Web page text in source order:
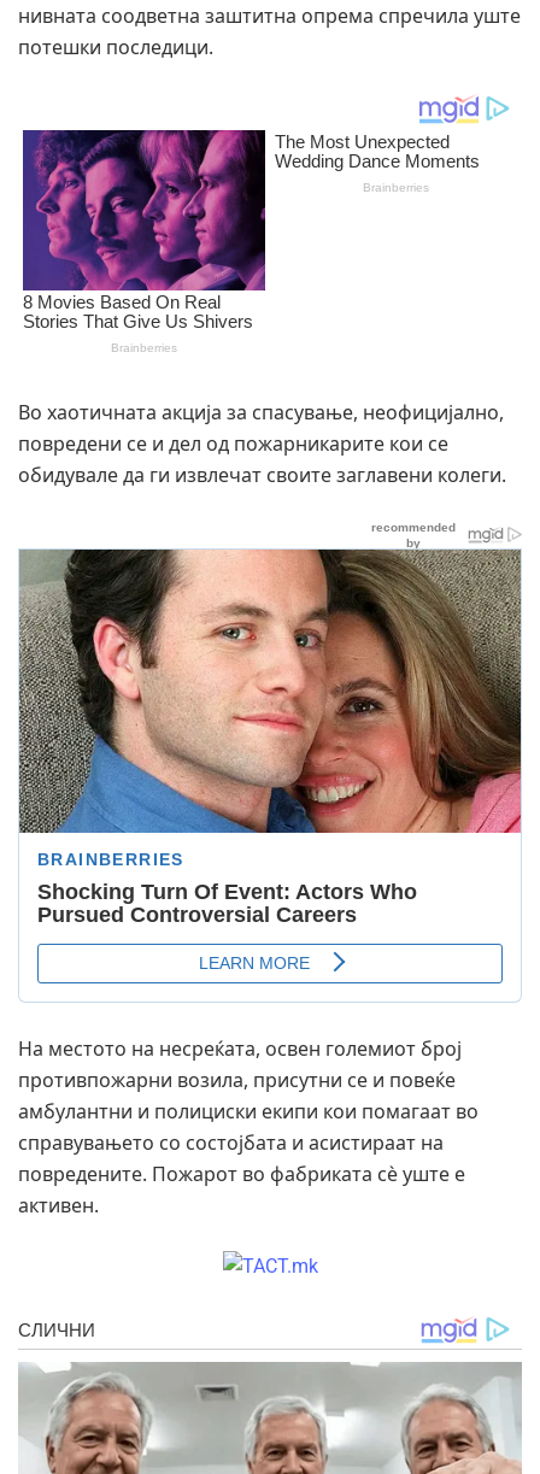
нивната соодветна заштитна опрема спречила уште
потешки последици.
Во хаотичната акција за спасување, неофицијално,
повредени се и дел од пожарникарите кои се
обидувале да ги извлечат своите заглавени колеги.
На местото на несреќата, освен големиот број
противпожарни возила, присутни се и повеќе
амбулантни и полициски екипи кои помагаат во
справувањето со состојбата и асистираат на
повредените. Пожарот во фабриката сè уште е
активен.